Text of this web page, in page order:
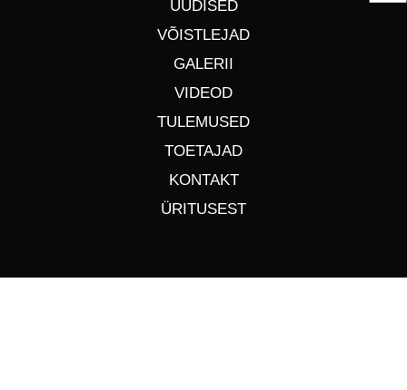
UUDISED
VÕISTLEJAD
GALERII
VIDEOD
TULEMUSED
TOETAJAD
KONTAKT
ÜRITUSEST